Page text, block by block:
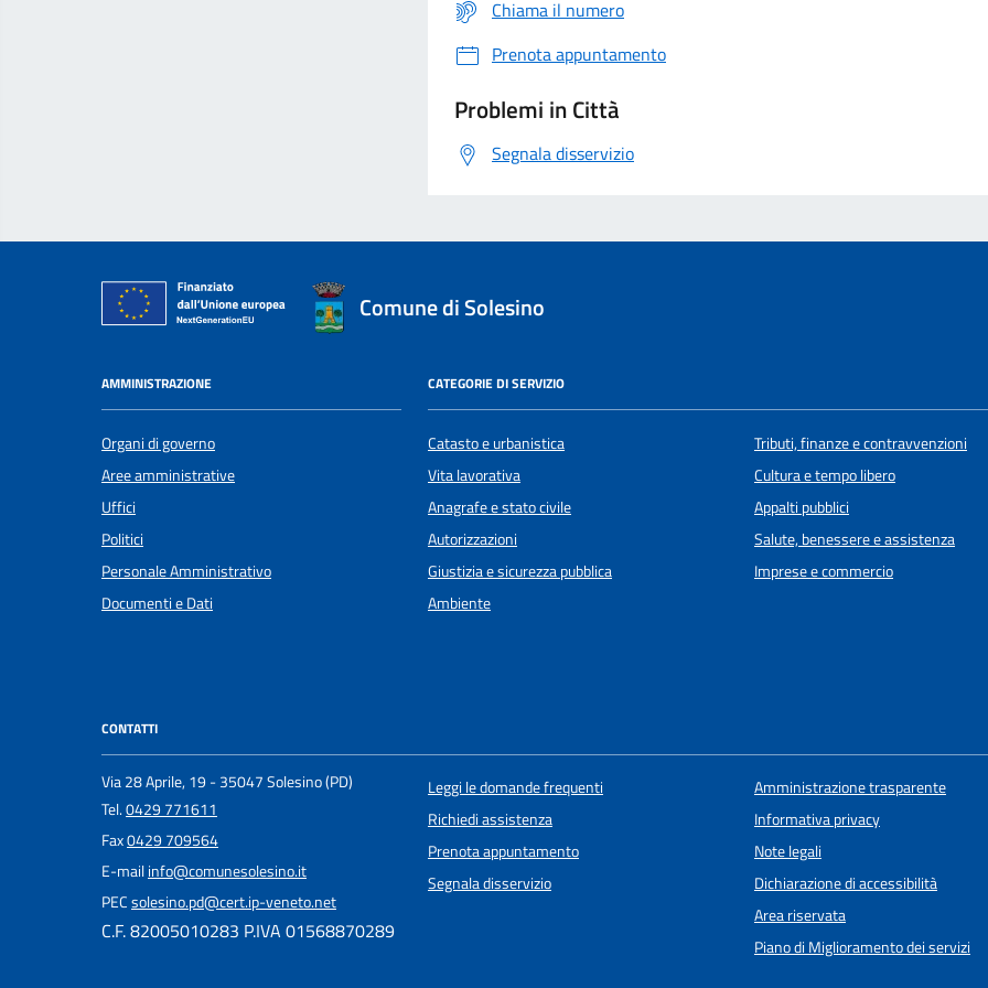
Chiama il numero
Prenota appuntamento
Problemi in Città
Segnala disservizio
Comune di Solesino
AMMINISTRAZIONE
Organi di governo
Aree amministrative
Uffici
Politici
Personale Amministrativo
Documenti e Dati
CATEGORIE DI SERVIZIO
Catasto e urbanistica
Vita lavorativa
Anagrafe e stato civile
Autorizzazioni
Giustizia e sicurezza pubblica
Ambiente
Tributi, finanze e contravvenzioni
Cultura e tempo libero
Appalti pubblici
Salute, benessere e assistenza
Imprese e commercio
CONTATTI
Via 28 Aprile, 19 - 35047 Solesino (PD)
Tel.0429 771611
Fax0429 709564
E-mailinfo@comunesolesino.it
PECsolesino.pd@cert.ip-veneto.net
C.F. 82005010283 P.IVA 01568870289
Leggi le domande frequenti
Richiedi assistenza
Prenota appuntamento
Segnala disservizio
Amministrazione trasparente
Informativa privacy
Note legali
Dichiarazione di accessibilità
Area riservata
Piano di Miglioramento dei servizi